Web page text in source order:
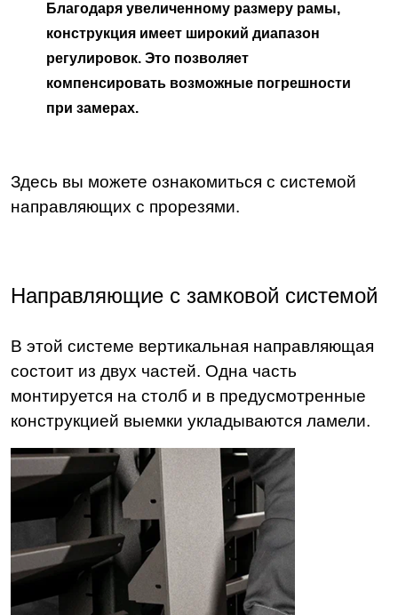
Благодаря увеличенному размеру рамы,
конструкция имеет широкий диапазон
регулировок. Это позволяет
компенсировать возможные погрешности
при замерах.
Здесь вы можете ознакомиться с системой
направляющих с прорезями.
Направляющие с замковой системой
В этой системе вертикальная направляющая
состоит из двух частей. Одна часть
монтируется на столб и в предусмотренные
конструкцией выемки укладываются ламели.